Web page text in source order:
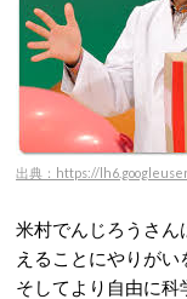
出典：https://
米村でんじろうさん
えることにやりがい
そしてより自由に